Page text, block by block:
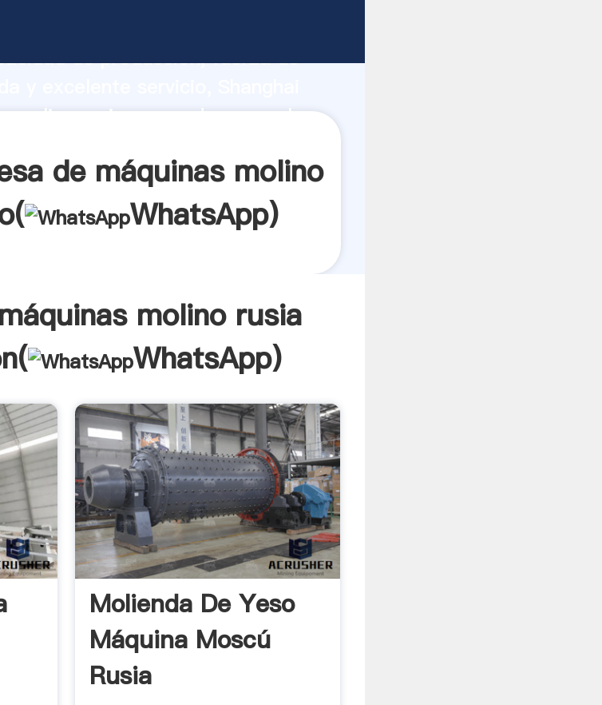
de producción, fuerza de
molino rusia proveedor crea el
de máquinas molino
WhatsApp)
molino rusia
WhatsApp)
Molienda De Yeso
Máquina Moscú
Rusia